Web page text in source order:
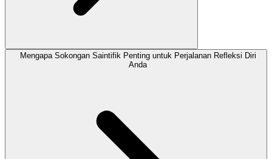
Mengapa Sokongan Saintifik Penting untuk Perjalanan Refleksi Diri
Anda